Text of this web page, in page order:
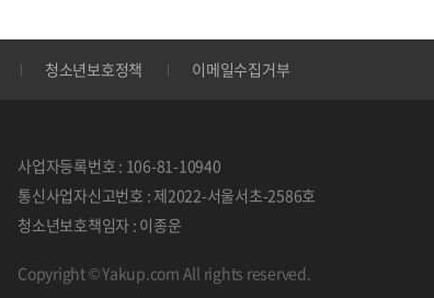
청소년보호정책 이메일수집거부
사업자등록번호 : 106-81-10940
통신사업자신고번호 : 제2022-서울서초-2586호
청소년보호책임자 : 이종운
Copyright © Yakup.com All rights reserved.